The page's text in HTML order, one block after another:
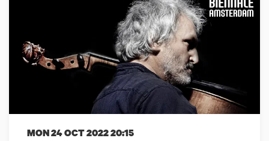
MON 24 OCT 202220:15